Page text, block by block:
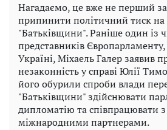
Нагадаємо, це вже не перший
припинити політичний тиск на
"Батьківщини". Раніше один із
представників
Україні, Міхаель Галер заявив
незаконність у справі Юлії
його обурили спроби влади
"Батьківщини" здійснювати
дипломатію та співпрацювати
міжнародними партнерами.